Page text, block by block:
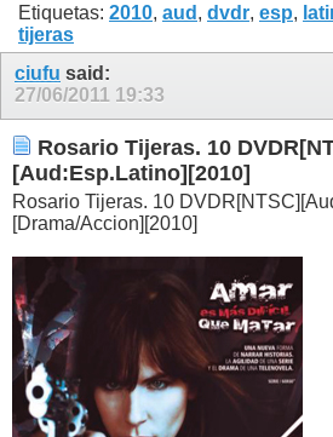
Etiquetas: 2010, aud , dvdr, esp,
tijeras
ciufu said:
27/06/2011 19:33
Rosario Tijeras. 10
[Aud:Esp.Latino][2010]
Rosario Tijeras. 10
[Drama/Accion][2010]